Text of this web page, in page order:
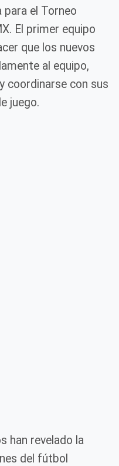
el Torneo
El primer equipo
que los nuevos
al equipo,
coordinarse con sus
juego.
han revelado la
del fútbol